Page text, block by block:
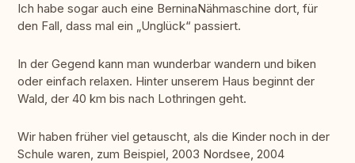
Ich habe sogar auch eine BerninaNähmaschine dort, für
den Fall, dass mal ein „Unglück“ passiert.
In der Gegend kann man wunderbar wandern und biken
oder einfach relaxen. Hinter unserem Haus beginnt der
Wald, der 40 km bis nach Lothringen geht.
Wir haben früher viel getauscht, als die Kinder noch in der
Schule waren, zum Beispiel, 2003 Nordsee, 2004